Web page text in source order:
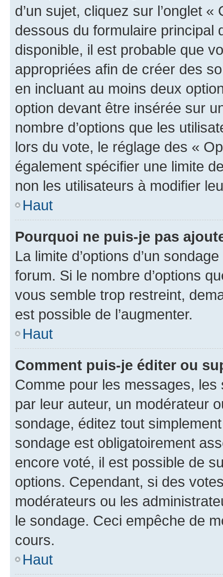
d’un sujet, cliquez sur l’onglet
dessous du formulaire principal
disponible, il est probable que
appropriées afin de créer des
en incluant au moins deux
option devant être insérée sur
nombre d’options que les
lors du vote, le réglage des «
également spécifier une limite
non les utilisateurs à modifier
Haut
Pourquoi ne puis-je pas
La limite d’options d’un
forum. Si le nombre d’options
vous semble trop restreint,
est possible de l’augmenter.
Haut
Comment puis-je éditer ou
Comme pour les messages,
par leur auteur, un modérateur
sondage, éditez tout
sondage est obligatoirement
encore voté, il est possible de
options. Cependant, si des
modérateurs ou les
le sondage. Ceci empêche de
cours.
Haut